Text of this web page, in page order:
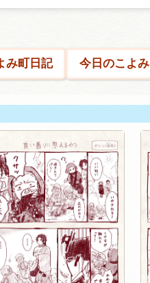
み町日記 今日のこよみ